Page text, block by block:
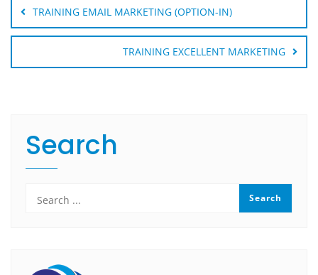
navigation
TRAINING EMAIL MARKETING (OPTION-IN)
TRAINING EXCELLENT MARKETING
Search